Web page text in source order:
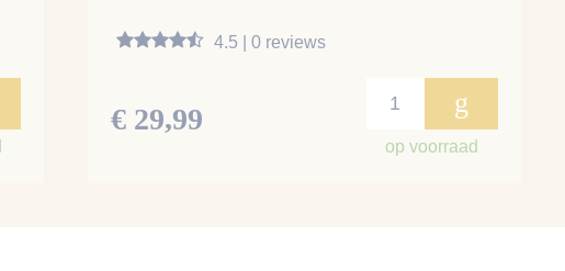
4.5 | 0 reviews
€ 29,99 g
op voorraad